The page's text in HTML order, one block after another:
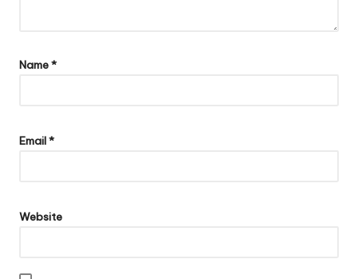
Name*
Email*
Website